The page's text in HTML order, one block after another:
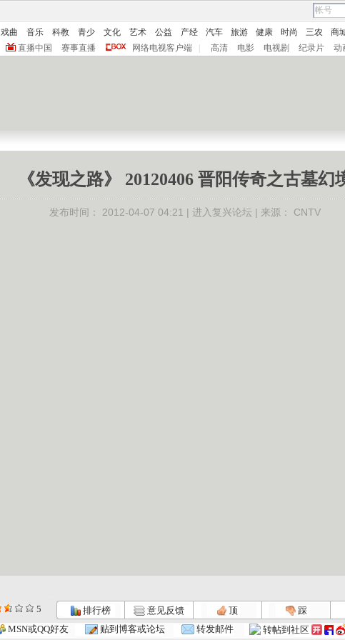
戏曲 音乐 科教 青少 文化 艺术 公益 产经 汽车 旅游 健康 时尚 三农
商
直播中国 赛事直播 网络电视客户端 高清 电影 电视剧 纪录片 动
《发现之路》 20120406 晋阳传奇之古墓幻
发布时间： 2012-04-07 04:21 | 进入复兴论坛 | 来源： CNTV
5 排行榜 意见反馈 顶
踩
MSN或QQ好友 贴到博客或论坛 转发邮件 转帖到社区